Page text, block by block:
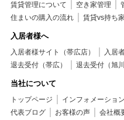
賃貸管理について 空き家管理
住まいの購入の流れ
賃貸vs持ち家
入居者様へ
入居者様サイト（帯広店）
入居
退去受付（帯広）
退去受付（旭川
当社について
トップページ インフォメーション
代表ブログ
お客様の声 会社概